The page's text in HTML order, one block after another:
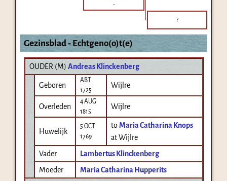
-
?
Gezinsblad - Echtgeno(o)t(e)
OUDER (M) Andreas Klinckenberg
Geboren
ABT
1725
Wijlre
Overleden
4 AUG
1815
Wijlre
Huwelijk
5 OCT
1769
toMaria Catharina Knops
at Wijlre
Vader
Lambertus Klinckenberg
Moeder
Maria Catharina Hupperits